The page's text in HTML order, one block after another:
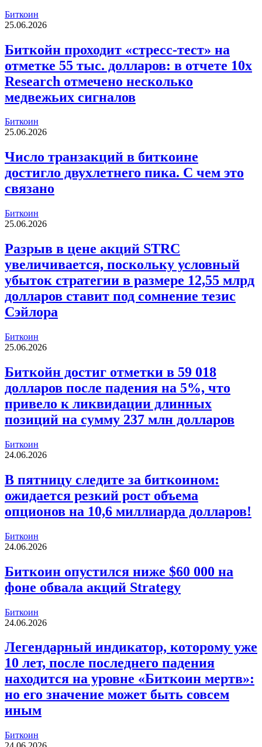
Биткоин
25.06.2026
Биткойн проходит «стресс-тест» на
отметке 55 тыс. долларов: в отчете 10x
Research отмечено несколько
медвежьих сигналов
Биткоин
25.06.2026
Число транзакций в биткоине
достигло двухлетнего пика. С чем это
связано
Биткоин
25.06.2026
Разрыв в цене акций STRC
увеличивается, поскольку условный
убыток стратегии в размере 12,55 млрд
долларов ставит под сомнение тезис
Сэйлора
Биткоин
25.06.2026
Биткойн достиг отметки в 59 018
долларов после падения на 5%, что
привело к ликвидации длинных
позиций на сумму 237 млн долларов
Биткоин
24.06.2026
В пятницу следите за биткоином:
ожидается резкий рост объема
опционов на 10,6 миллиарда долларов!
Биткоин
24.06.2026
Биткоин опустился ниже $60 000 на
фоне обвала акций Strategy
Биткоин
24.06.2026
Легендарный индикатор, которому уже
10 лет, после последнего падения
находится на уровне «Биткоин мертв»:
но его значение может быть совсем
иным
Биткоин